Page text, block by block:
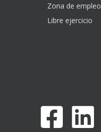
Zona de empleo
Libre ejercicio